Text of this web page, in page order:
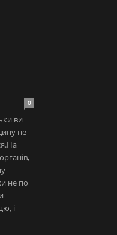
0
ви
не
не по
і